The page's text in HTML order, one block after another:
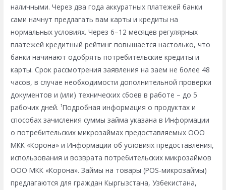
наличными. Через два года аккуратных платежей банки
сами начнут предлагать вам карты и кредиты на
нормальных условиях. Через 6–12 месяцев регулярных
платежей кредитный рейтинг повышается настолько, что
банки начинают одобрять потребительские кредиты и
карты. Срок рассмотрения заявления на заем не более 48
часов, в случае необходимости дополнительной проверки
документов и (или) технических сбоев в работе – до 5
рабочих дней. ¹Подробная информация о продуктах и
способах зачисления суммы займа указана в Информации
о потребительских микрозаймах предоставляемых ООО
МКК «Корона» и Информации об условиях предоставления,
использования и возврата потребительских микрозаймов
ООО МКК «Корона». Займы на товары (POS-микрозаймы)
предлагаются для граждан Кыргызстана, Узбекистана,